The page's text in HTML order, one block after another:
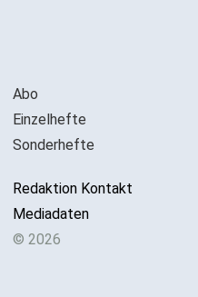
Abo
Einzelhefte
Sonderhefte
Redaktion Kontakt
Mediadaten
© 2026